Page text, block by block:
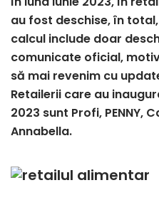
au fost deschise, în total,
calcul include doar
comunicate oficial,
să mai revenim cu
Retailerii care au
2023 sunt Profi, PENNY,
Annabella.